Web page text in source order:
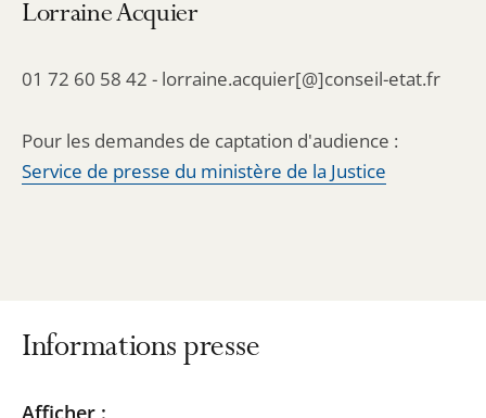
Lorraine Acquier
01 72 60 58 42 - lorraine.acquier[@]conseil-etat.fr
Pour les demandes de captation d'audience :
Service de presse du ministère de la Justice
Informations presse
Passer
Passer
Afficher :